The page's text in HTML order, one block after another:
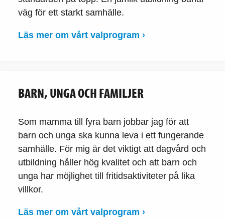
väg för ett starkt samhälle.
Läs mer om vårt valprogram ›
BARN, UNGA OCH FAMILJER
Som mamma till fyra barn jobbar jag för att
barn och unga ska kunna leva i ett fungerande
samhälle. För mig är det viktigt att dagvård och
utbildning håller hög kvalitet och att barn och
unga har möjlighet till fritidsaktiviteter på lika
villkor.
Läs mer om vårt valprogram ›